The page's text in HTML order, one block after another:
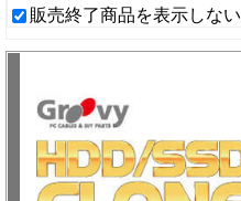
販売終了商品を表示しない